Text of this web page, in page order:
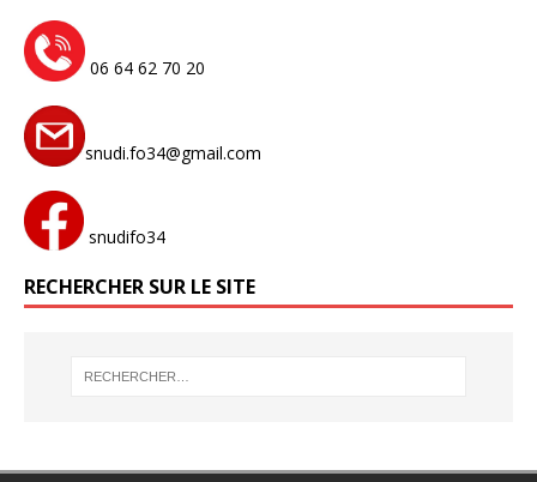
06 64 62 70 20
snudi.fo34@gmail.com
snudifo34
RECHERCHER SUR LE SITE